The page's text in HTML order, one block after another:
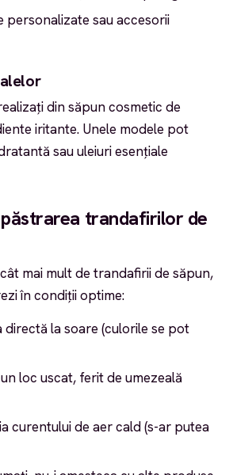
personalizate sau accesorii
din săpun cosmetic de
iritante. Unele modele pot
sau uleiuri esențiale
trandafirilor de
mai mult de trandafirii de săpun,
în condiții optime:
directă la soare (culorile se pot
loc uscat, ferit de umezeală
curentului de aer cald (s-ar putea